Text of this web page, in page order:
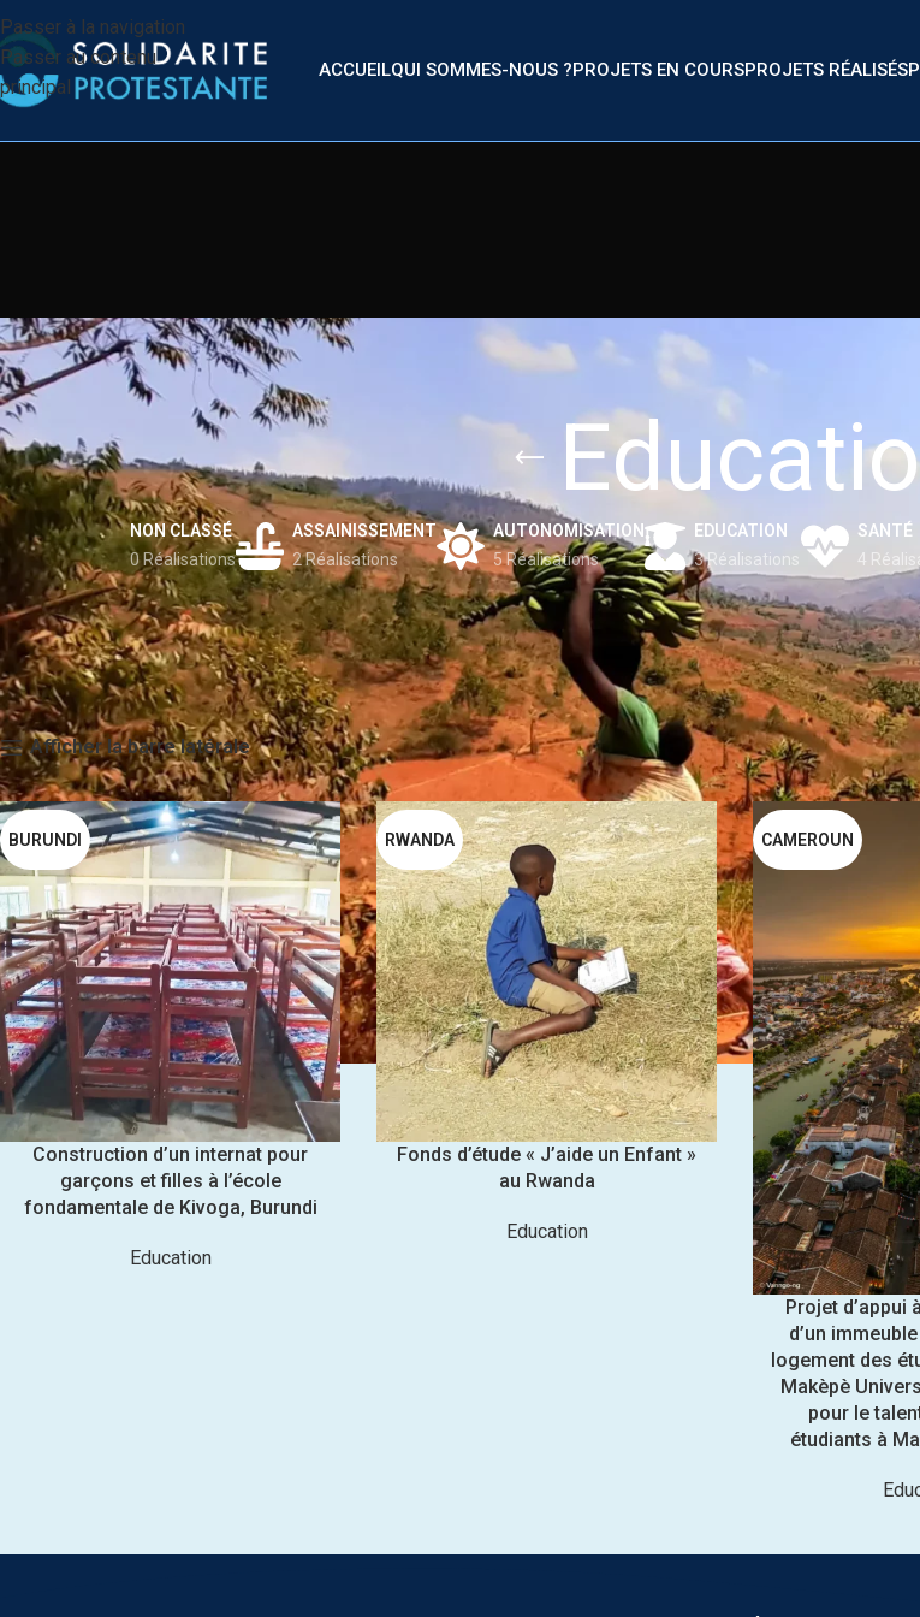
Passer à la navigation
Passer au contenu
principal
ACCUEILQUI SOMMES-NOUS ?PROJETS EN COURSPROJETS RÉALISÉS
NON CLASSÉ
0 Réalisations
ASSAINISSEMENT
2 Réalisations
AUTONOMISATION
5 Réalisations
EDUCATION
3 Réalisations
SANTÉ
4
Accueil
Afficher la barre latérale
BURUNDI
Construction d’un internat pour
garçons et filles à l’école
fondamentale de Kivoga, Burundi
Education
RWANDA
Fonds d’étude « J’aide un Enfant »
au Rwanda
Education
CAMEROUN
Projet d’appui
d’un
logement des
Makèpè
pour le
étudiants à